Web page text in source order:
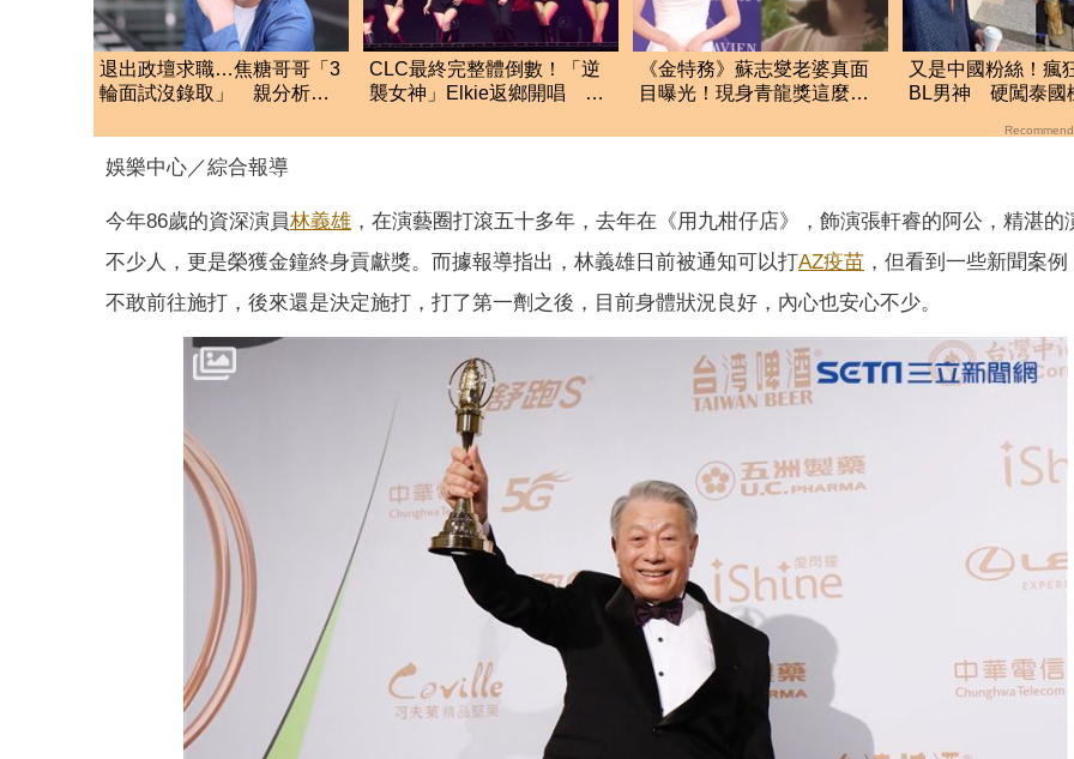
退出政壇求職…焦糖哥哥「3
輪面試沒錄取」 親分析台
CLC最終完整體倒數！「逆
襲女神」Elkie返鄉開唱 恩
《金特務》蘇志燮老婆真面
目曝光！現身青龍獎這麼
又是中國粉絲！瘋
BL男神 硬闖泰國
娛樂中心／綜合報導
今年86歲的資深演員林義雄 ，在演藝圈打滾五十多年，去年在《用九柑仔店》，飾演張軒睿的阿公，精湛的
不少人，更是榮獲金鐘終身貢獻獎。而據報導指出，林義雄日前被通知可以打AZ疫苗 ，但看到一些新聞案
不敢前往施打，後來還是決定施打，打了第一劑之後，目前身體狀況良好，內心也安心不少。